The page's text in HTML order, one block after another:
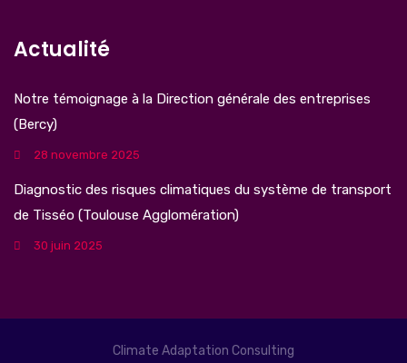
Actualité
Notre témoignage à la Direction générale des entreprises
(Bercy)
28 novembre 2025
Diagnostic des risques climatiques du système de transport
de Tisséo (Toulouse Agglomération)
30 juin 2025
Climate Adaptation Consulting